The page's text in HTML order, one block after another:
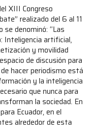
XIII Congreso
realizado del 6 al 11
denominó: “Las
Inteligencia artificial,
y movilidad
de discusión para
hacer periodismo está
y la inteligencia
que nunca para
la sociedad. En
Ecuador, en el
alrededor de esta